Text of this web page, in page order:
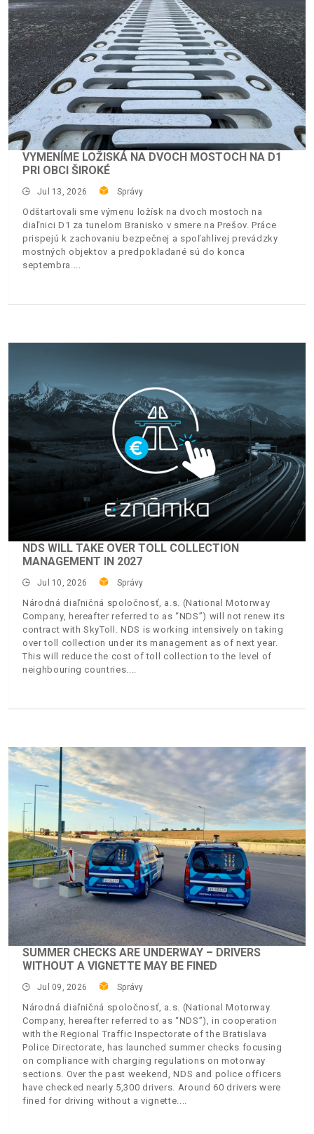
VYMENÍME LOŽISKÁ NA DVOCH MOSTOCH NA D1
PRI OBCI ŠIROKÉ
Jul 13, 2026 Správy
Odštartovali sme výmenu ložísk na dvoch mostoch na
diaľnici D1 za tunelom Branisko v smere na Prešov. Práce
prispejú k zachovaniu bezpečnej a spoľahlivej prevádzky
mostných objektov a predpokladané sú do konca
septembra.
NDS WILL TAKE OVER TOLL COLLECTION
MANAGEMENT IN 2027
Jul 10, 2026 Správy
Národná diaľničná spoločnosť, a.s. (National Motorway
Company, hereafter referred to as “NDS”) will not renew its
contract with SkyToll. NDS is working intensively on taking
over toll collection under its management as of next year.
This will reduce the cost of toll collection to the level of
neighbouring countries.
SUMMER CHECKS ARE UNDERWAY – DRIVERS
WITHOUT A VIGNETTE MAY BE FINED
Jul 09, 2026 Správy
Národná diaľničná spoločnosť, a.s. (National Motorway
Company, hereafter referred to as “NDS”), in cooperation
with the Regional Traffic Inspectorate of the Bratislava
Police Directorate, has launched summer checks focusing
on compliance with charging regulations on motorway
sections. Over the past weekend, NDS and police officers
have checked nearly 5,300 drivers. Around 60 drivers were
fined for driving without a vignette.